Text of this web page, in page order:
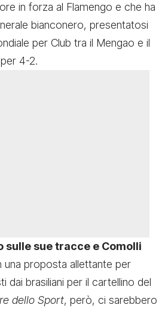
in forza al Flamengo e che ha
bianconero, presentatosi
per Club tra il Mengao e il
4-2.
sulle sue tracce e Comolli
proposta allettante per
dai brasiliani per il cartellino del
dello Sport, però, ci sarebbero